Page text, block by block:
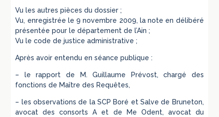
Vu les autres pièces du dossier ;
Vu, enregistrée le 9 novembre 2009, la note en délibéré
présentée pour le département de l’Ain ;
Vu le code de justice administrative ;
Après avoir entendu en séance publique :
– le rapport de M. Guillaume Prévost, chargé des
fonctions de Maître des Requêtes,
– les observations de la SCP Boré et Salve de Bruneton,
avocat des consorts A et de Me Odent, avocat du